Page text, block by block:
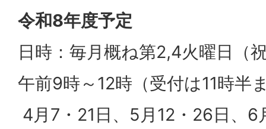
令和8年度予定
日時：毎月概ね第2,4火曜日（
午前9時～12時（受付は11時半
4月7・21日、5月12・26日、6